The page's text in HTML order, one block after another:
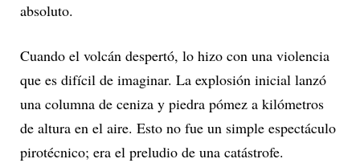
absoluto.
Cuando el volcán despertó, lo hizo con una violencia
que es difícil de imaginar. La explosión inicial lanzó
una columna de ceniza y piedra pómez a kilómetros
de altura en el aire. Esto no fue un simple espectáculo
pirotécnico; era el preludio de una catástrofe.